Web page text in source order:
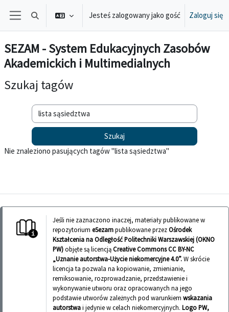
Przejdź do głównej zawartości
Panel boczny
Przełącznik wyszukiwarkiJesteś zalogowany jako gość Zaloguj się
SEZAM - System Edukacyjnych Zasobów
Akademickich i Multimedialnych
Szukaj tagów
Szukaj tagów
Nie znaleziono pasujących tagów "lista sąsiedztwa"
Jeśli nie zaznaczono inaczej, materiały publikowane w
repozytorium eSezampublikowane przezOśrodek
Kształcenia na Odległość Politechniki Warszawskiej (OKNO
PW)objęte są licencjąCreative Commons CC BY-NC
„Uznanie autorstwa-Użycie niekomercyjne 4.0”.W skrócie
licencja ta pozwala na kopiowanie, zmienianie,
remiksowanie, rozprowadzanie, przedstawienie i
wykonywanie utworu oraz opracowanych na jego
podstawie utworów zależnych pod warunkiem wskazania
autorstwai jedynie w celach niekomercyjnych. Logo PW,